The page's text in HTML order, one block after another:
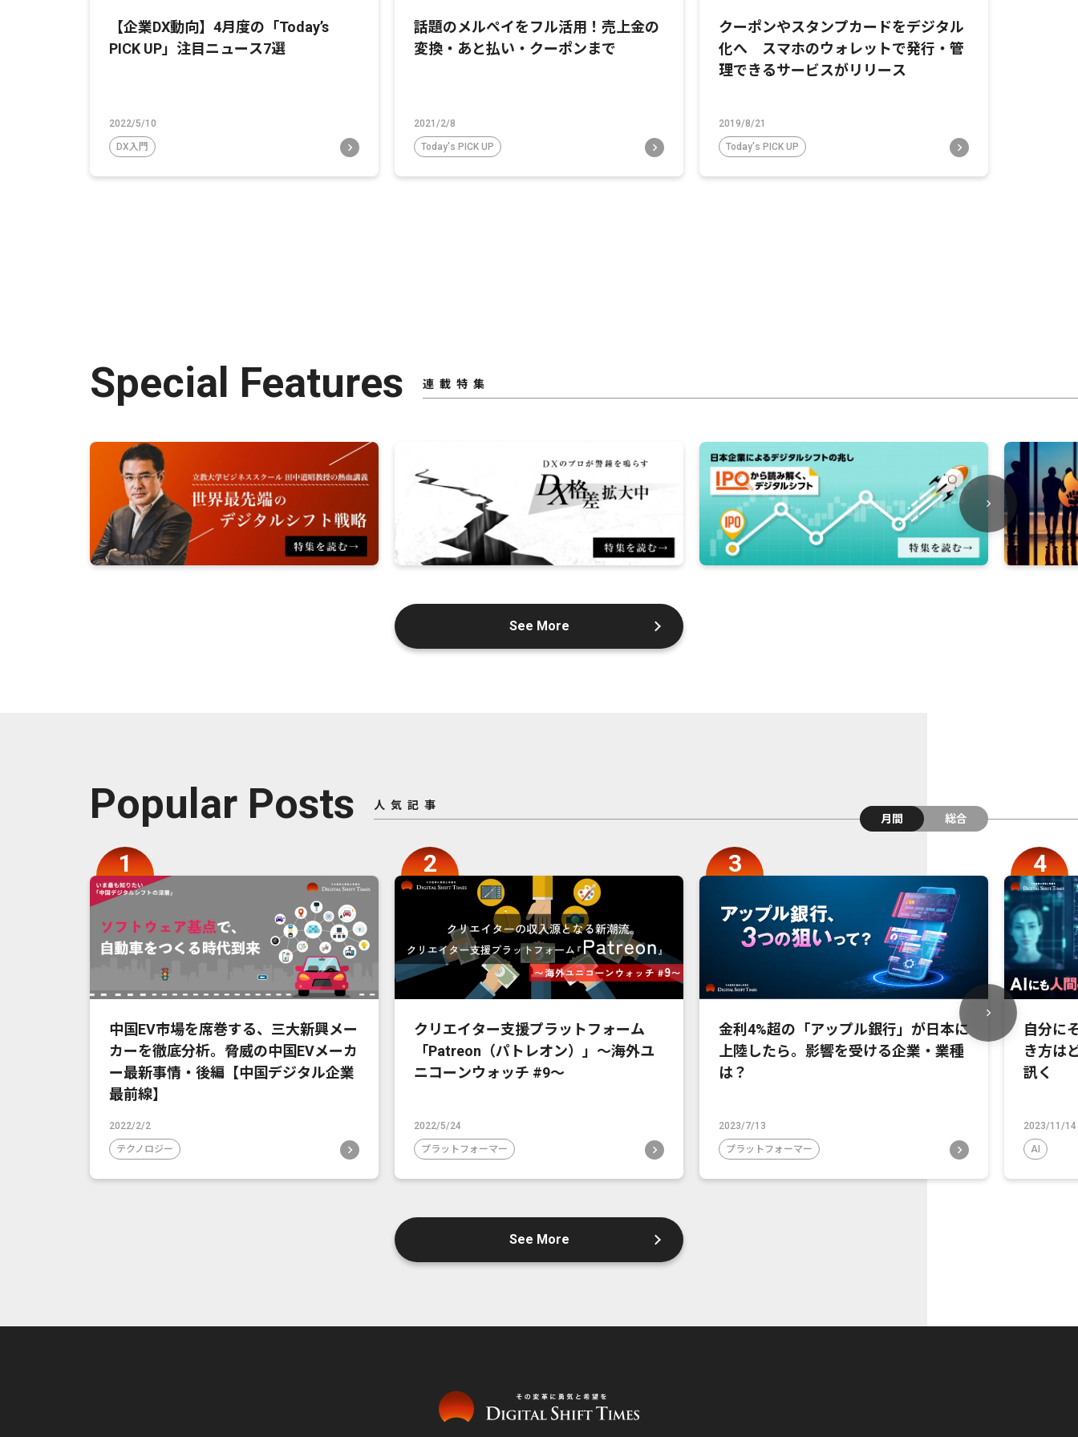
【企業DX動向】4月度の「Today’s
PICK UP」注目ニュース7選
2022/5/10
DX入門
話題のメルペイをフル活用！売上金の
変換・あと払い・クーポンまで
2021/2/8
Today's PICK UP
クーポンやスタンプカードをデジタル
化へ スマホのウォレットで発行・管
理できるサービスがリリース
2019/8/21
Today's PICK UP
Special Features 連載特集
See More
Popular Posts
人気記事
月間
総合
中国EV市場を席巻する、三大新興メー
カーを徹底分析。脅威の中国EVメーカ
ー最新事情・後編【中国デジタル企業
最前線】
2022/2/2
テクノロジー
クリエイター支援プラットフォーム
「Patreon（パトレオン）」〜海外ユ
ニコーンウォッチ #9〜
2022/5/24
プラットフォーマー
金利4%超の「アップル銀行」が日本に
上陸したら。影響を受ける企業・業種
は？
2023/7/13
プラットフォーマー
自分に
き方は
訊く
2023/11/14
AI
See More